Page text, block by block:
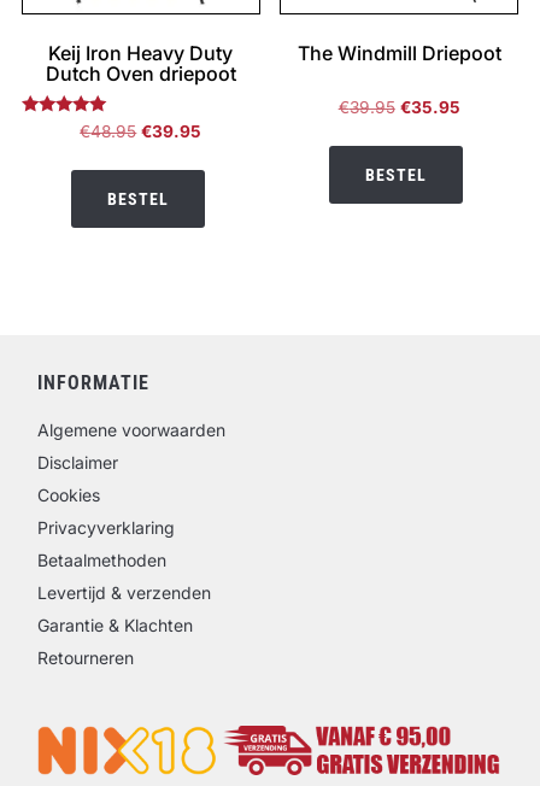
Keij Iron Heavy Duty
Dutch Oven driepoot
Gewaardeerd
€48.95 Oorspronkelijke
€48.95.
€39.95
BESTEL
The Windmill Driepoot
€39.95 Oorspronkelijke
€39.95.
€35.95Huidige
BESTEL
INFORMATIE
Algemene voorwaarden
Disclaimer
Cookies
Privacyverklaring
Betaalmethoden
Levertijd & verzenden
Garantie & Klachten
Retourneren